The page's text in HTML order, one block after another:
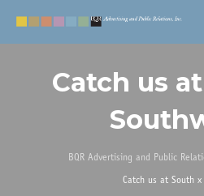
Catch us
BQR Advertising and Public
Catch us at South x